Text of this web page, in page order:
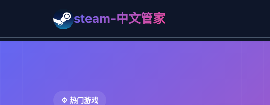
steam-中文管家
⚙️ 热门游戏